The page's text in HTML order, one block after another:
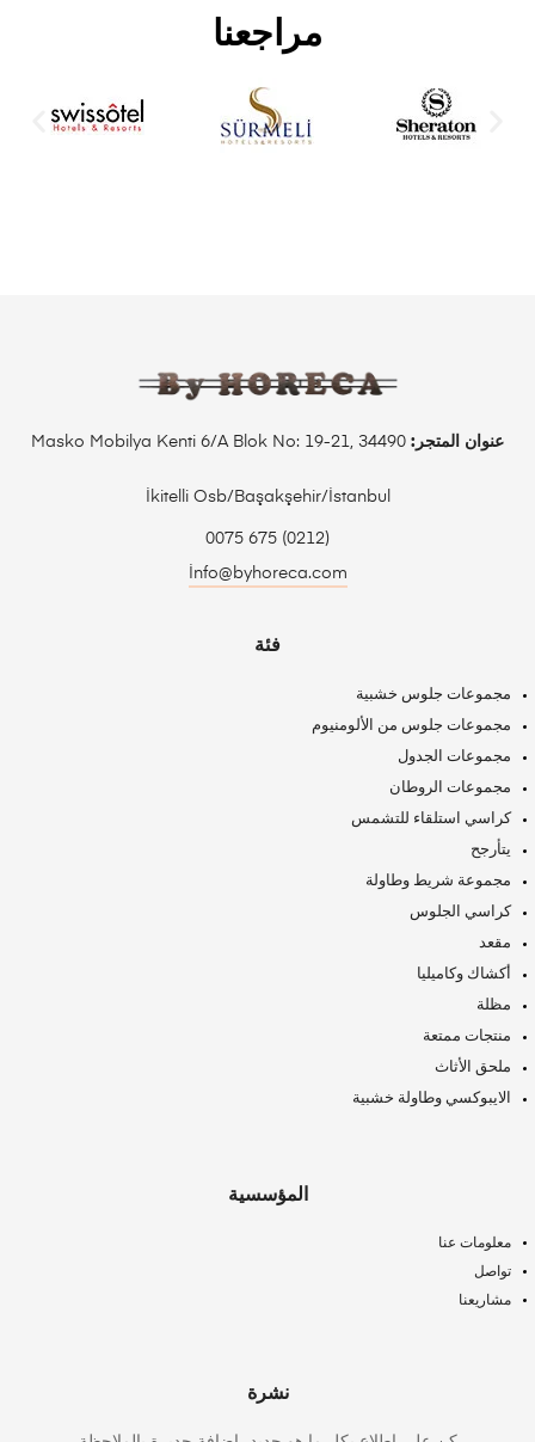
مراجعنا
عنوان المتجر:
İkitelli Osb/Başakşehir/İstanbul
(0212) 675 0075
İnfo@byhoreca.com
فئة
مجموعات جلوس خشبية
مجموعات جلوس من الألومنيوم
مجموعات الجدول
مجموعات الروطان
كراسي استلقاء للتشمس
يتأرجح
مجموعة شريط وطاولة
كراسي الجلوس
مقعد
أكشاك وكاميليا
مظلة
منتجات ممتعة
ملحق الأثاث
الايبوكسي وطاولة خشبية
المؤسسية
معلومات عنا
تواصل
مشاريعنا
نشرة